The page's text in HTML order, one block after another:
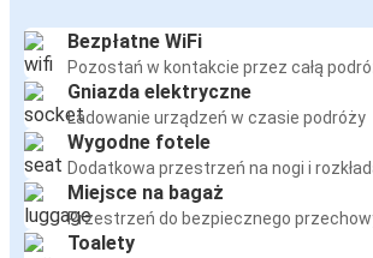
Świebodzin
Pobierowo
Lubin
Świnoujście
Lubin
Bezpłatne WiFi
Pozostań w kontakcie przez całą
Gniazda elektryczne
Ładowanie urządzeń w czasie podróży
Wygodne fotele
Dodatkowa przestrzeń na nogi i
Miejsce na bagaż
Przestrzeń do bezpiecznego
Toalety